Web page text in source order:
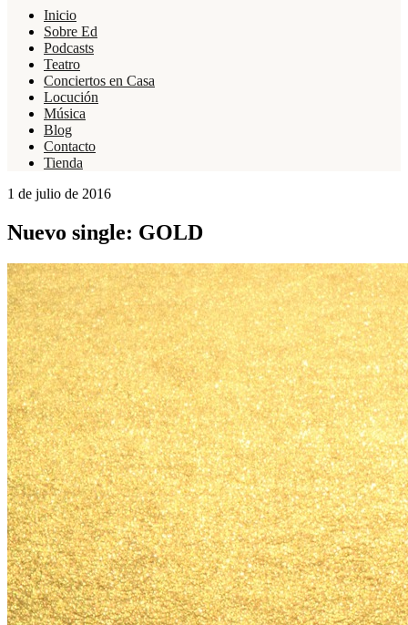
Inicio
Sobre Ed
Podcasts
Teatro
Conciertos en Casa
Locución
Música
Blog
Contacto
Tienda
1 de julio de 2016
Nuevo single: GOLD